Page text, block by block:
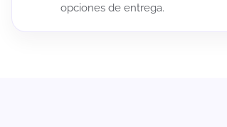
opciones de entrega.